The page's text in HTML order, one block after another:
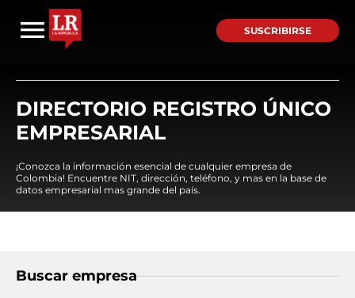
SUSCRIBIRSE
DIRECTORIO REGISTRO ÚNICO
EMPRESARIAL
¡Conozca la información esencial de cualquier empresa de
Colombia! Encuentre NIT, dirección, teléfono, y mas en la base de
datos empresarial mas grande del país.
Buscar empresa